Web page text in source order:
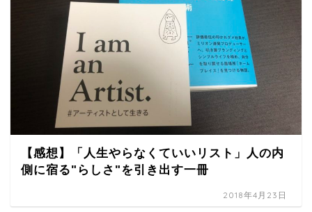
【感想】「人生やらなくていいリスト」人の内
側に宿る"らしさ"を引き出す一冊
2018年4月23日